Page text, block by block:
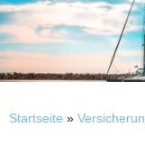
Startseite »